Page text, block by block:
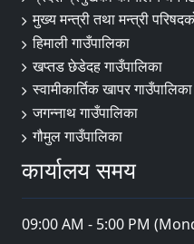
मुख्य मन्त्री तथा मन्त्री
हिमाली गाउँपालिका
खप्तड छेडेदह गाउँपालिका
स्वामीकार्तिक खापर गाउँपालिका
जगन्नाथ गाउँपालिका
गौमुल गाउँपालिका
कार्यालय समय
09:00 AM - 5:00 PM